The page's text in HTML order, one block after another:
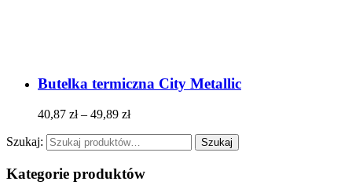
Butelka termiczna City Metallic
40,87 zł– 49,89 zł
Szukaj: Szukaj
Kategorie produktów